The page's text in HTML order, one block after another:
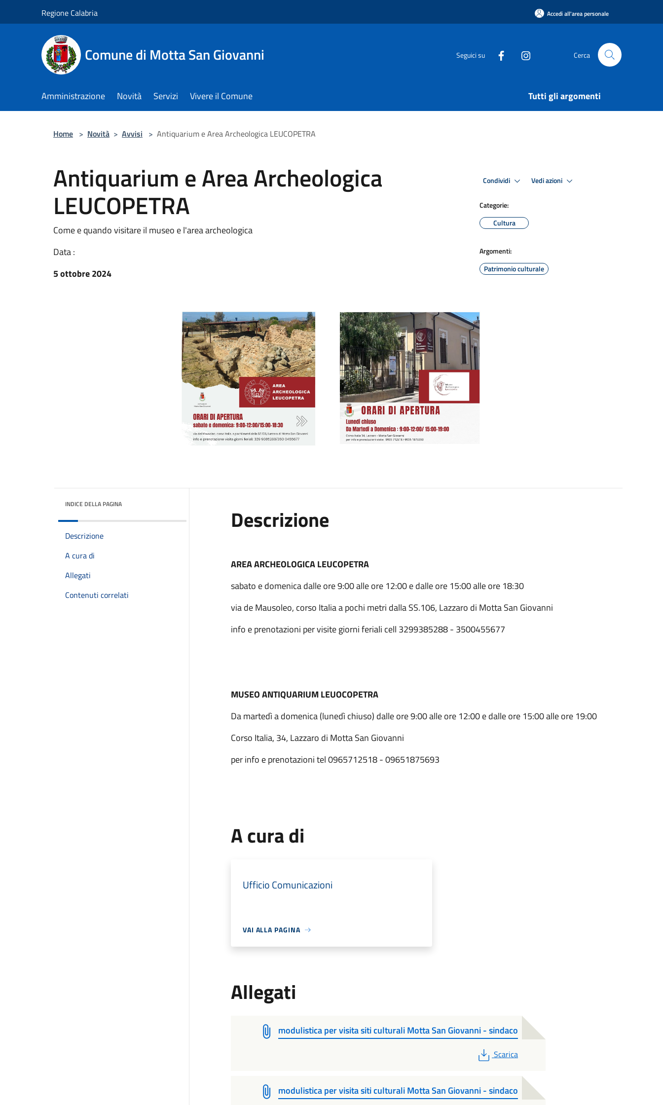
Regione Calabria Accedi all'area personale
Comune di Motta San Giovanni Seguici su Cerca
Amministrazione Novità Servizi Vivere il Comune Tutti gli argomenti
Home > Novità > Avvisi > Antiquarium e Area Archeologica LEUCOPETRA
Antiquarium e Area Archeologica
LEUCOPETRA
Come e quando visitare il museo e l'area archeologica
Data :
5 ottobre 2024
Condividi Vedi azioni
Categorie:
Cultura
Argomenti:
Patrimonio culturale
INDICE DELLA PAGINA
Descrizione
A cura di
Allegati
Contenuti correlati
Descrizione
AREA ARCHEOLOGICALEUCOPETRA
sabato e domenica dalle ore 9:00 alle ore 12:00 e dalle ore 15:00 alle ore 18:30
via de Mausoleo, corso Italia a pochi metri dalla SS.106, Lazzaro di Motta San Giovanni
info e prenotazioni per visite giorni feriali cell 3299385288 - 3500455677
MUSEO ANTIQUARIUM LEUOCOPETRA
Da martedì a domenica (lunedì chiuso) dalle ore 9:00 alle ore 12:00 e dalle ore 15:00 alle ore 19:00
Corso Italia, 34, Lazzaro di Motta San Giovanni
per info e prenotazioni tel 0965712518 - 09651875693
A cura di
Ufficio Comunicazioni
VAI ALLA PAGINA
Allegati
modulistica per visita siti culturali Motta San Giovanni - sindaco
PDF
Scarica
modulistica per visita siti culturali Motta San Giovanni - sindaco